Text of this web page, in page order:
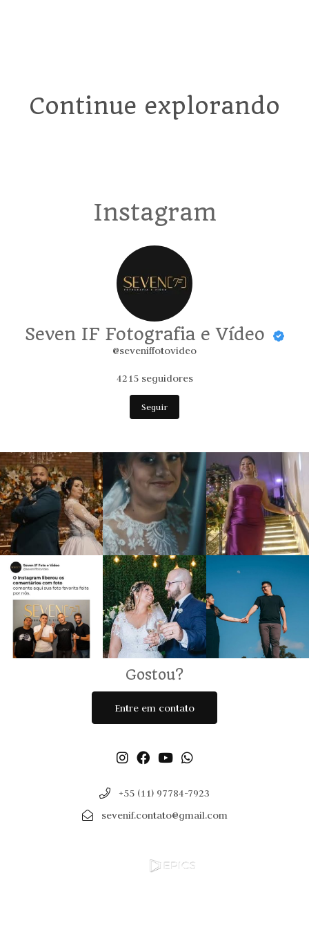
Continue explorando
Instagram
Seven IF Fotografia e Vídeo
@seveniffotovideo
4215 seguidores
Seguir
Gostou?
Entre em contato
+55 (11) 97784-7923
sevenif.contato@gmail.com